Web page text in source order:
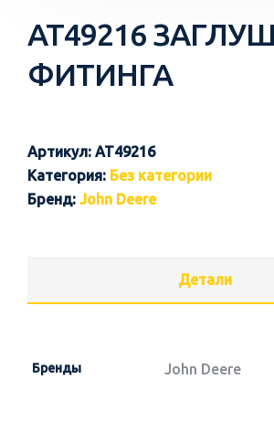
AT49216
ФИТИНГА
Артикул: AT49216
Категория: Без категории
Бренд: John Deere
Детали
Бренды John Deere